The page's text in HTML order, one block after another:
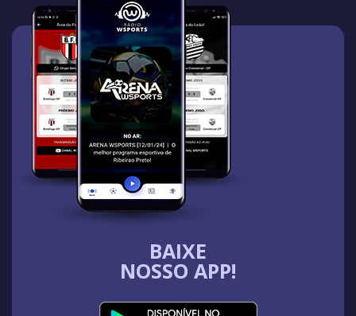
BAIXE
NOSSO APP!